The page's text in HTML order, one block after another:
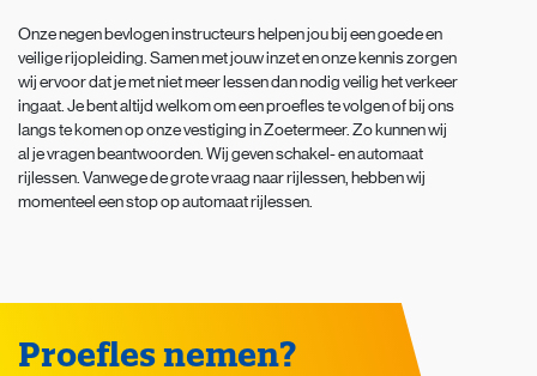
Onze negen bevlogen instructeurs helpen jou bij een goede en
veilige rijopleiding. Samen met jouw inzet en onze kennis zorgen
wij ervoor dat je met niet meer lessen dan nodig veilig het verkeer
ingaat. Je bent altijd welkom om een proefles te volgen of bij ons
langs te komen op onze vestiging in Zoetermeer. Zo kunnen wij
al je vragen beantwoorden. Wij geven schakel- en automaat
rijlessen. Vanwege de grote vraag naar rijlessen, hebben wij
momenteel een stop op automaat rijlessen.
Proefles nemen?